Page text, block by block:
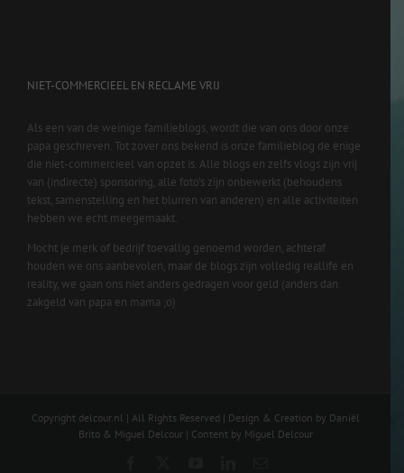
NIET-COMMERCIEEL EN RECLAME VRIJ
Als een van de weinige familieblogs, wordt die van ons door onze
papa geschreven. Tot zover ons bekend is onze familieblog de enige
die niet-commercieel van opzet is. Alle blogs en zelfs vlogs zijn vrij
van (indirecte) sponsoring, alle foto’s zijn onbewerkt (behoudens
tekst, samenstelling en het blurren van anderen) en alle activiteiten
hebben we echt meegemaakt.
Mocht je merk of bedrijf toevallig genoemd worden, achteraf
houden we ons aanbevolen, maar de blogs zijn volledig reallife en
reality, we gaan ons niet anders gedragen voor geld (anders dan
zakgeld van papa en mama ;o)
Copyright delcour.nl | All Rights Reserved | Design & Creation by Daniël
Brito & Miguel Delcour | Content by Miguel Delcour